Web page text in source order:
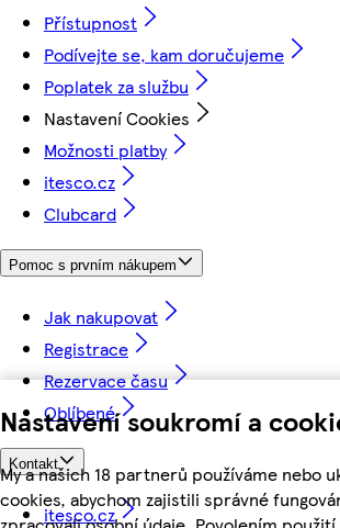
Nastavení soukromí a
My a našich 18 partnerů používáme nebo
cookies, abychom zajistili správné
Přístupnost
Podívejte se, kam doručujeme
Poplatek za službu
Nastavení Cookies
Možnosti platby
itesco.cz
Clubcard
Pomoc s prvním nákupem
Jak nakupovat
Registrace
Rezervace času
Oblíbené
Kontakt
itesco.cz